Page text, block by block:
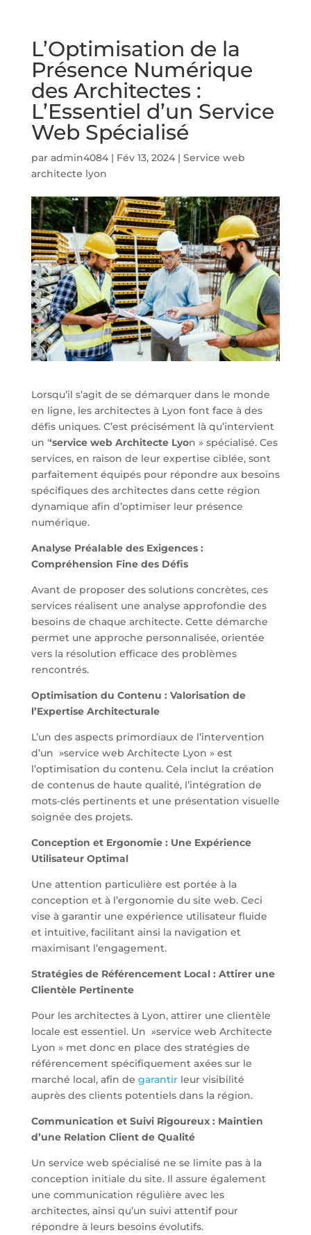
L’Optimisation de la
Présence Numérique
des Architectes :
L’Essentiel d’un Service
Web Spécialisé
par admin4084| Fév 13, 2024| Service web
architecte lyon
Lorsqu’il s’agit de se démarquer dans le monde
en ligne, les architectes à Lyon font face à des
défis uniques. C’est précisément là qu’intervient
un ‘‘service web Architecte Lyon » spécialisé. Ces
services, en raison de leur expertise ciblée, sont
parfaitement équipés pour répondre aux besoins
spécifiques des architectes dans cette région
dynamique afin d’optimiser leur présence
numérique.
Analyse Préalable des Exigences :
Compréhension Fine des Défis
Avant de proposer des solutions concrètes, ces
services réalisent une analyse approfondie des
besoins de chaque architecte. Cette démarche
permet une approche personnalisée, orientée
vers la résolution efficace des problèmes
rencontrés.
Optimisation du Contenu : Valorisation de
l’Expertise Architecturale
L’un des aspects primordiaux de l’intervention
d’un »service web Architecte Lyon » est
l’optimisation du contenu. Cela inclut la création
de contenus de haute qualité, l’intégration de
mots-clés pertinents et une présentation visuelle
soignée des projets.
Conception et Ergonomie : Une Expérience
Utilisateur Optimal
Une attention particulière est portée à la
conception et à l’ergonomie du site web. Ceci
vise à garantir une expérience utilisateur fluide
et intuitive, facilitant ainsi la navigation et
maximisant l’engagement.
Stratégies de Référencement Local : Attirer une
Clientèle Pertinente
Pour les architectes à Lyon, attirer une clientèle
locale est essentiel. Un »service web Architecte
Lyon » met donc en place des stratégies de
référencement spécifiquement axées sur le
marché local, afin de garantirleur visibilité
auprès des clients potentiels dans la région.
Communication et Suivi Rigoureux : Maintien
d’une Relation Client de Qualité
Un service web spécialisé ne se limite pas à la
conception initiale du site. Il assure également
une communication régulière avec les
architectes, ainsi qu’un suivi attentif pour
répondre à leurs besoins évolutifs.